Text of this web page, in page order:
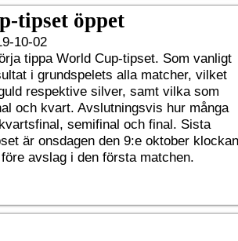
tipset öppet
10-02
tippa World Cup-tipset. Som vanligt
i grundspelets alla matcher, vilket
respektive silver, samt vilka som
och kvart. Avslutningsvis hur många
semifinal och final. Sista
är onsdagen den 9:e oktober klockan
avslag i den första matchen.